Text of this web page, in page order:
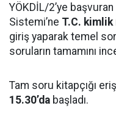
YÖKDİL/2’ye
Sistemi’ne T.C.
giriş yaparak temel
soruların tamamını
Tam soru kitapçığı
15.30’da başladı.